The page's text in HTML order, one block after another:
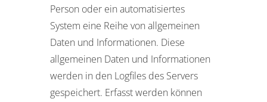
Person oder ein automatisiertes
System eine Reihe von allgemeinen
Daten und Informationen. Diese
allgemeinen Daten und Informationen
werden in den Logfiles des Servers
gespeichert. Erfasst werden können